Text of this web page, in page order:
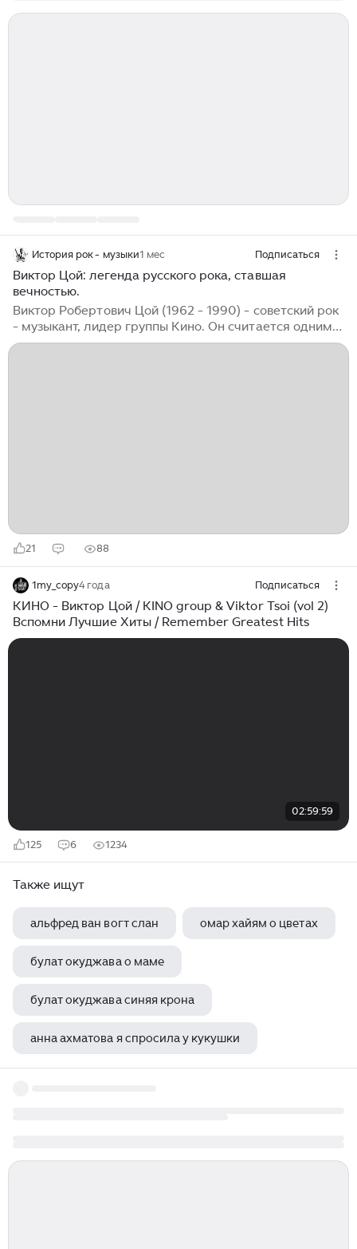
История рок - музыки1 мес Подписаться
Виктор Цой: легенда русского рока, ставшая
вечностью.
Виктор Робертович Цой (1962 - 1990) - советский рок
- музыкант, лидер группы Кино. Он считается одним
из ключевых отечественных музыкантов в истории
21 88
1my_copy4 года Подписаться
КИНО - Виктор Цой / KINO group & Viktor Tsoi (vol 2)
Вспомни Лучшие Хиты / Remember Greatest Hits
02:59:59
125 6 1234
Также ищут
альфред ван вогт слан омар хайям о цветах
булат окуджава о маме
булат окуджава синяя крона
анна ахматова я спросила у кукушки